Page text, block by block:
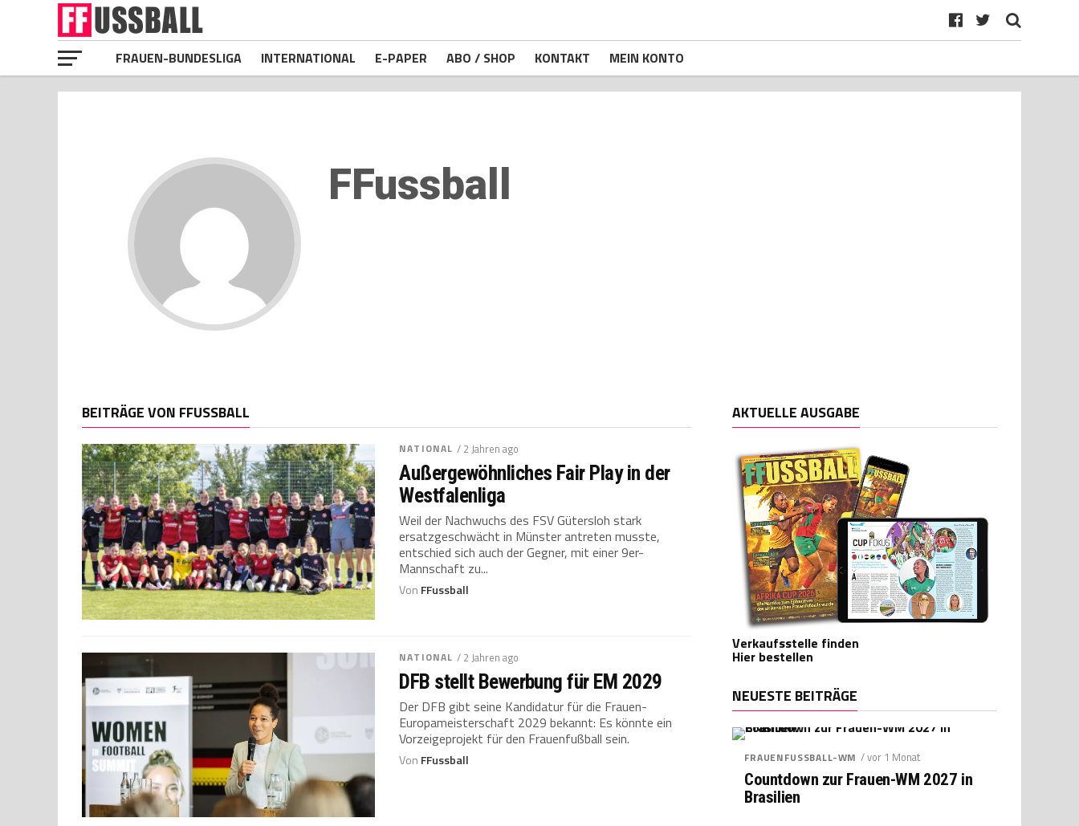
FRAUEN-BUNDESLIGA INTERNATIONAL E-PAPER ABO / SHOP KONTAKT MEIN KONTO
FFussball
BEITRÄGE VON FFUSSBALL
NATIONAL / 2 Jahren ago
Außergewöhnliches Fair Play in der
Westfalenliga
Weil der Nachwuchs des FSV Gütersloh stark
ersatzgeschwächt in Münster antreten musste,
entschied sich auch der Gegner, mit einer 9er-
Mannschaft zu...
Von FFussball
NATIONAL / 2 Jahren ago
DFB stellt Bewerbung für EM 2029
Der DFB gibt seine Kandidatur für die Frauen-
Europameisterschaft 2029 bekannt: Es könnte ein
Vorzeigeprojekt für den Frauenfußball sein.
Von FFussball
AKTUELLE AUSGABE
Verkaufsstelle finden
Hier bestellen
NEUESTE BEITRÄGE
FRAUENFUSSBALL-WM / vor 1 Monat
Countdown zur Frauen-WM 2027 in
Brasilien